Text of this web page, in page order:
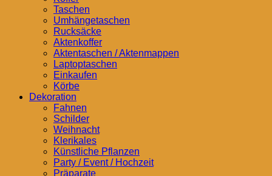
Taschen
Umhängetaschen
Rucksäcke
Aktenkoffer
Aktentaschen / Aktenmappen
Laptoptaschen
Einkaufen
Körbe
Dekoration
Fahnen
Schilder
Weihnacht
Klerikales
Künstliche Pflanzen
Party / Event / Hochzeit
Präparate